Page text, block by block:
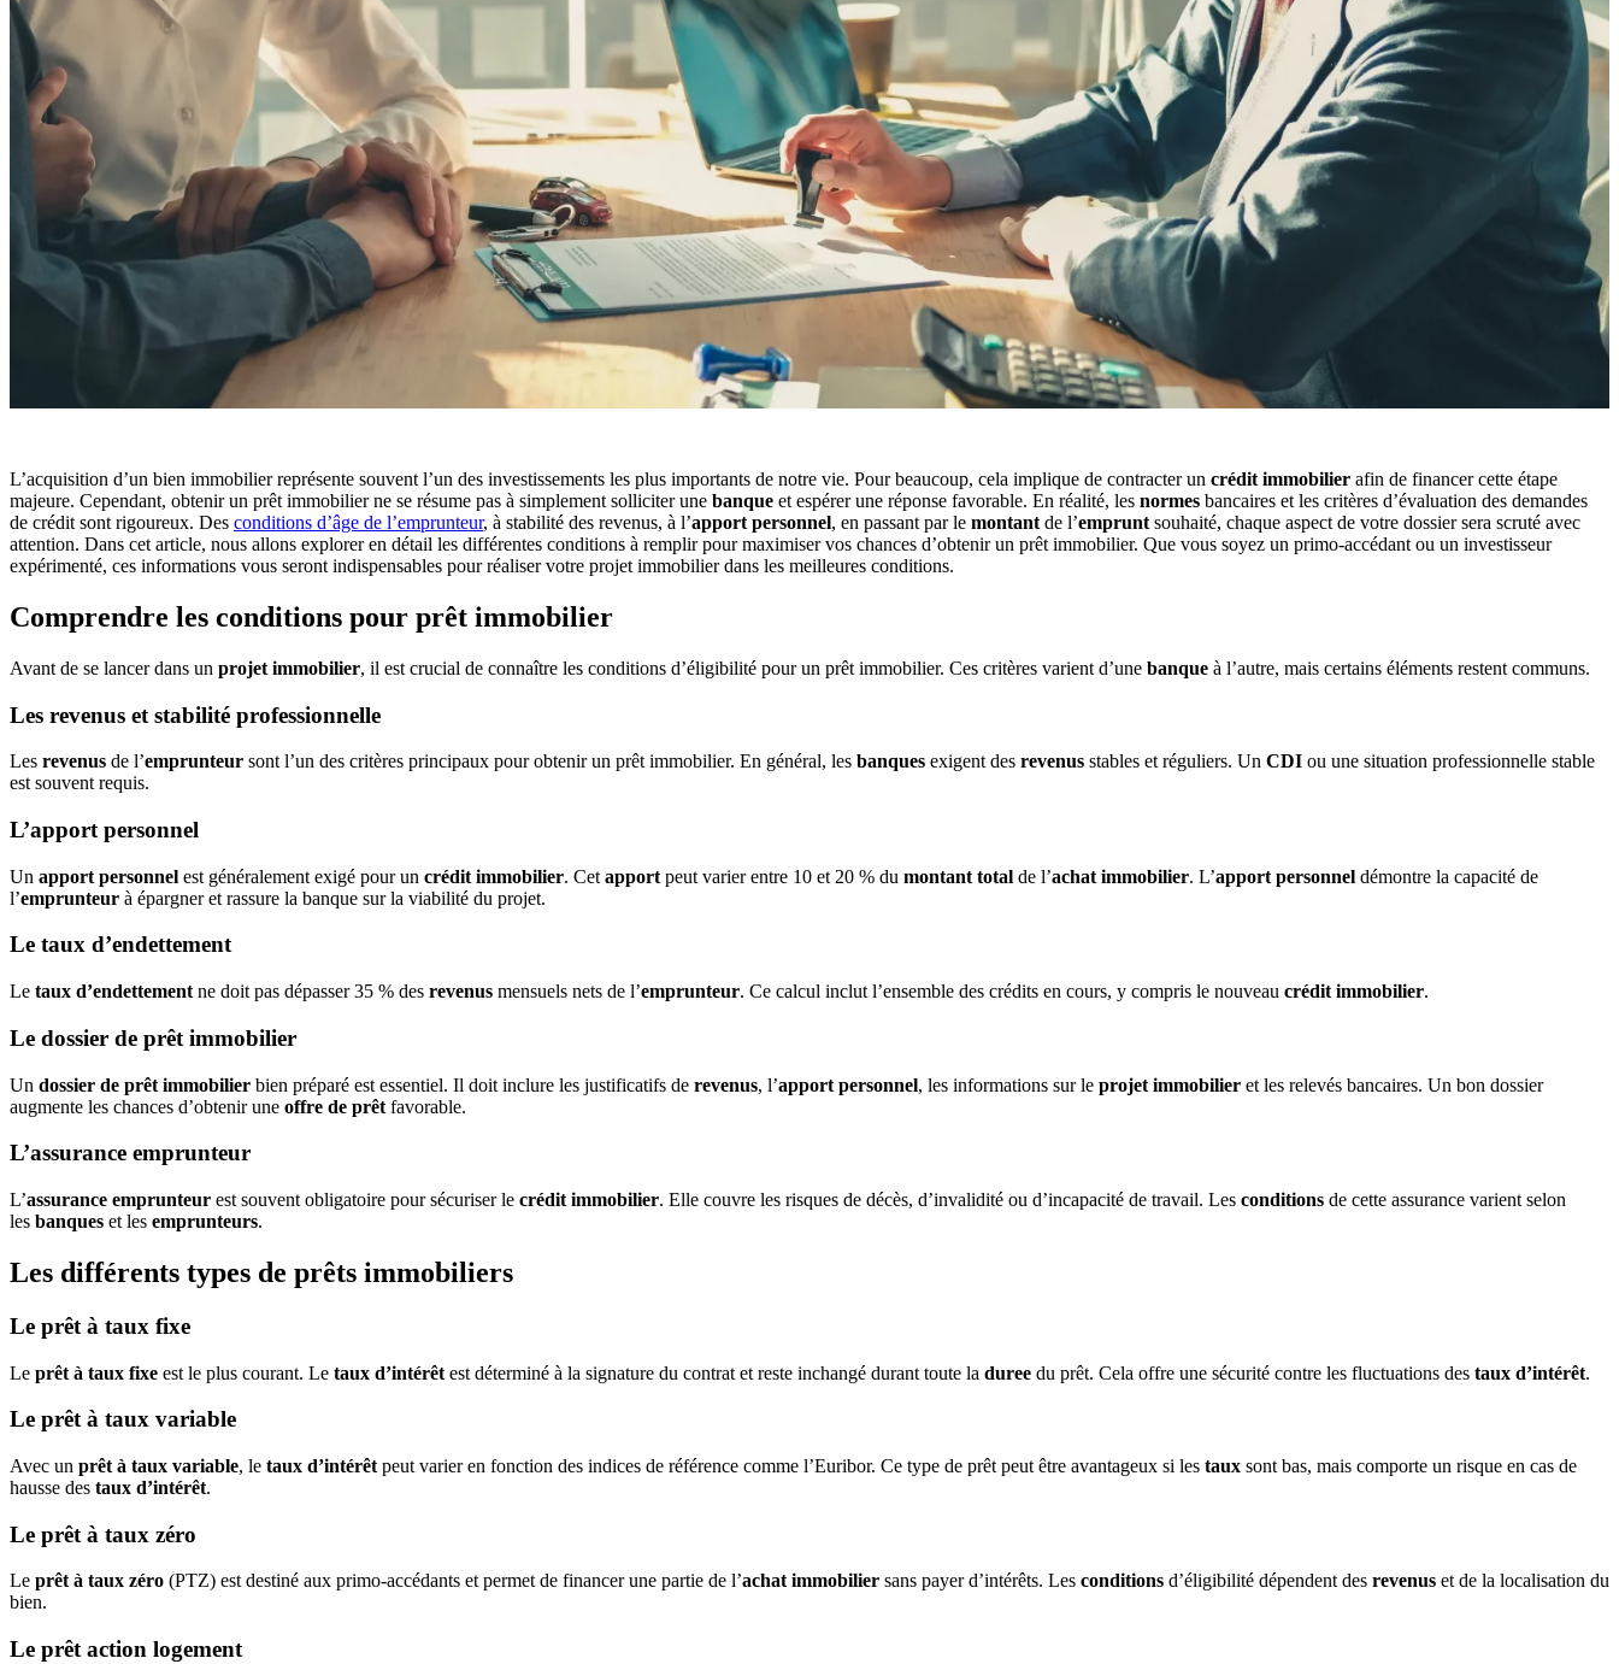
L’acquisition d’un bien immobilier représente souvent l’un des investissements les plus importants de notre vie. Pour beaucoup, cela implique de contracter un crédit immobilier afin de financer cette étape
majeure. Cependant, obtenir un prêt immobilier ne se résume pas à simplement solliciter une banque et espérer une réponse favorable. En réalité, les normes bancaires et les critères d’évaluation des demandes
de crédit sont rigoureux. Des conditions d’âge de l’emprunteur, à stabilité des revenus, à l’apport personnel, en passant par le montant de l’emprunt souhaité, chaque aspect de votre dossier sera scruté avec
attention. Dans cet article, nous allons explorer en détail les différentes conditions à remplir pour maximiser vos chances d’obtenir un prêt immobilier. Que vous soyez un primo-accédant ou un investisseur
expérimenté, ces informations vous seront indispensables pour réaliser votre projet immobilier dans les meilleures conditions.
Comprendre les conditions pour prêt immobilier
Avant de se lancer dans un projet immobilier, il est crucial de connaître les conditions d’éligibilité pour un prêt immobilier. Ces critères varient d’une banque à l’autre, mais certains éléments restent communs.
Les revenus et stabilité professionnelle
Les revenus de l’emprunteur sont l’un des critères principaux pour obtenir un prêt immobilier. En général, les banques exigent des revenus stables et réguliers. Un CDI ou une situation professionnelle stable
est souvent requis.
L’apport personnel
Un apport personnel est généralement exigé pour un crédit immobilier. Cet apport peut varier entre 10 et 20 % du montant total de l’achat immobilier. L’apport personnel démontre la capacité de
l’emprunteur à épargner et rassure la banque sur la viabilité du projet.
Le taux d’endettement
Le taux d’endettement ne doit pas dépasser 35 % des revenus mensuels nets de l’emprunteur. Ce calcul inclut l’ensemble des crédits en cours, y compris le nouveau crédit immobilier.
Le dossier de prêt immobilier
Un dossier de prêt immobilier bien préparé est essentiel. Il doit inclure les justificatifs de revenus, l’apport personnel, les informations sur le projet immobilier et les relevés bancaires. Un bon dossier
augmente les chances d’obtenir une offre de prêt favorable.
L’assurance emprunteur
L’assurance emprunteur est souvent obligatoire pour sécuriser le crédit immobilier. Elle couvre les risques de décès, d’invalidité ou d’incapacité de travail. Les conditions de cette assurance varient selon
les banques et les emprunteurs.
Les différents types de prêts immobiliers
Le prêt à taux fixe
Le prêt à taux fixe est le plus courant. Le taux d’intérêt est déterminé à la signature du contrat et reste inchangé durant toute la duree du prêt. Cela offre une sécurité contre les fluctuations des taux d’intérêt.
Le prêt à taux variable
Avec un prêt à taux variable, le taux d’intérêt peut varier en fonction des indices de référence comme l’Euribor. Ce type de prêt peut être avantageux si les taux sont bas, mais comporte un risque en cas de
hausse des taux d’intérêt.
Le prêt à taux zéro
Le prêt à taux zéro (PTZ) est destiné aux primo-accédants et permet de financer une partie de l’achat immobilier sans payer d’intérêts. Les conditions d’éligibilité dépendent des revenus et de la localisation du
bien.
Le prêt action logement